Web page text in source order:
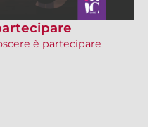
è partecipare